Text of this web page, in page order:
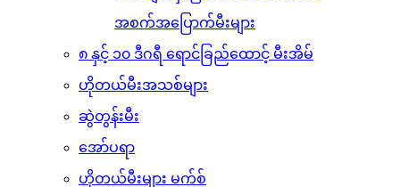
အစက်အပြောက်မီးများ
၈ နှင့် ၁၀ ဒီဂရီ ရောင်ခြည်ထောင့် မီးအိမ်
ဟိုတယ်မီးအသစ်များ
ဆွဲတွန်းမီး
အော်ပရာ
ဟိုတယ်မီးများ မက်စ်